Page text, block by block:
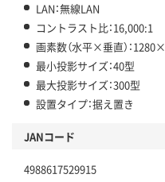
LAN：無線LAN
コントラスト比：16,000:1
画素数（水平×垂直）：
最小投影サイズ：40型
最大投影サイズ：300型
設置タイプ：据え置き
JANコード
4988617529915